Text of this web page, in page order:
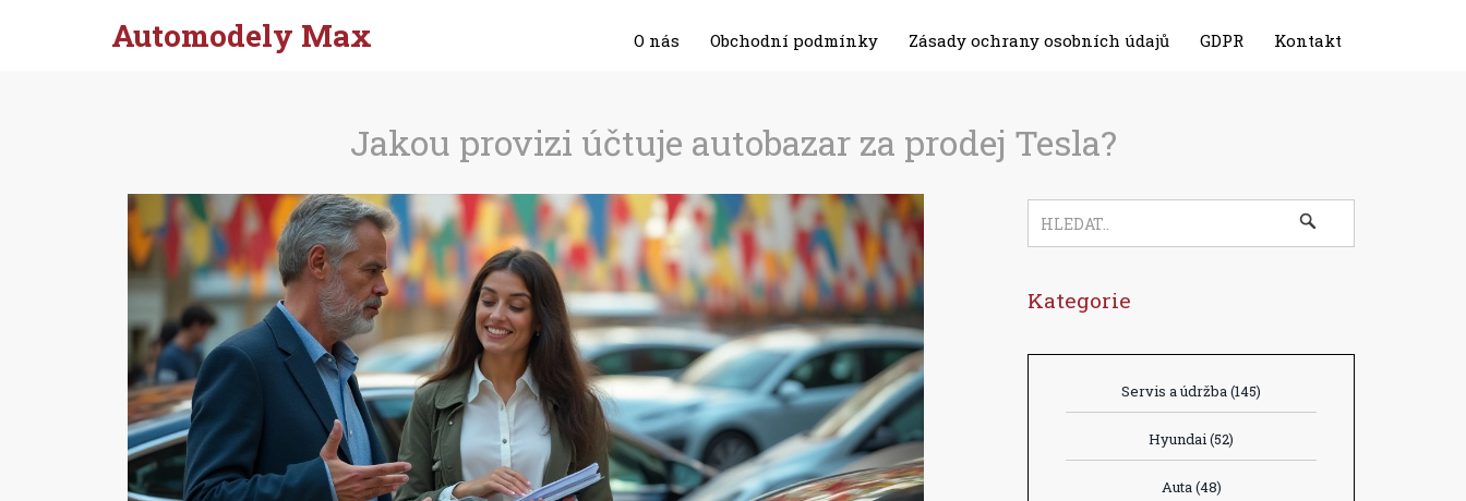
Automodely Max O nás Obchodní podmínky Zásady ochrany osobních údajů GDPR Kontakt
Jakou provizi účtuje autobazar za prodej Tesla?
Kategorie
Servis a údržba(145)
Hyundai(52)
Auta(48)